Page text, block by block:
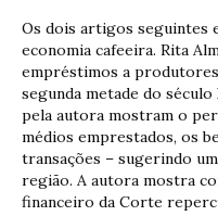
Os dois artigos seguintes
economia cafeeira. Rita
empréstimos a
segunda metade do século
pela autora mostram o
médios emprestados, os
transações – sugerindo
região. A autora mostra
financeiro da Corte